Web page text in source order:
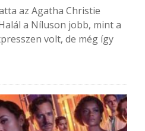
az Agatha Christie
a Níluson jobb, mint a
volt, de még így